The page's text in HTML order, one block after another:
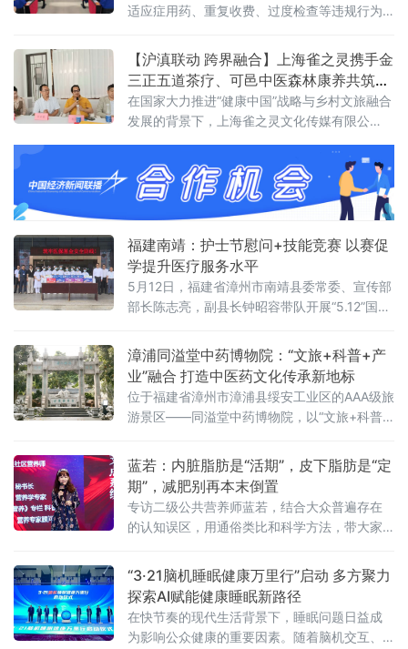
适应症用药、重复收费、过度检查等违规行为
化医保基金管理突出问题整治"突击战"工作方
案》，对方案中的总体目标、组织领导、整治
时间与范围、
【沪滇联动 跨界融合】上海雀之灵携手金
三正五道茶疗、可邑中医森林康养​共筑弥
勒康养旅居新高地​
在国家大力推进“健康中国”战略与乡村文旅融合
发展的背景下，上海雀之灵文化传媒有限公
医森林康养基地今日正式签署战略合作协议。
三方将立足云南弥勒可邑小镇独特的生态与文
化资源，深度融合民族IP、精品咖啡、中医康养
与森林旅居，构建“咖啡文化+民族美学+中医康
养+生态旅居”四位一体的产业新生态，打造沪
滇协作、跨界赋能的康养文旅示范样板。弥勒
可邑小
福建南靖：护士节慰问+技能竞赛 以赛促
学提升医疗服务水平
5月12日，福建省漳州市南靖县委常委、宣传部
部长陈志亮，副县长钟昭容带队开展“5.12”国际
节日的问候。在山城社区卫生服务中心、县中
医院、县总医院，县领导与护理人员亲切交
谈，对大家长期以来在平凡岗位上无私奉献、
恪尽职守表示衷心感谢。南靖县领导勉励大家
继续弘扬南丁格尔精神，坚守医者初心，精进
漳浦同溢堂中药博物院：“文旅+科普+产
业”融合 打造中医药文化传承新地标
位于福建省漳州市漳浦县绥安工业区的AAA级旅
游景区——同溢堂中药博物院，以“文旅+科普
传承与体验的新地标。园区将中医药文化与园
林景观、观光体验深度融合，成为传播中医药
文化、展示非遗技艺的重要窗口。走进同溢堂
中药博物院，首先映入眼帘的是中医药文化园
林。这里以千年重阳古树林为基，巧妙布局妙
蓝若：内脏脂肪是“活期”，皮下脂肪是“定
期”，减肥别再本末倒置
专访二级公共营养师蓝若，结合大众普遍存在
的认知误区，用通俗类比和科学方法，带大家
“3·21脑机睡眠健康万里行”启动 多方聚力
探索AI赋能健康睡眠新路径
在快节奏的现代生活背景下，睡眠问题日益成
为影响公众健康的重要因素。随着脑机交互、